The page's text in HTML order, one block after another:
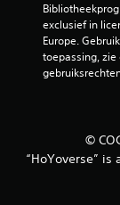
exclusief in
Europe.
toepassing,
©
“HoYoverse”